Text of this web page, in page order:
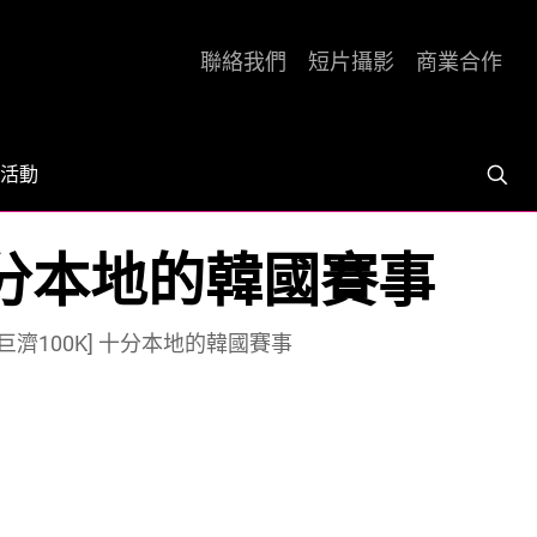
活動
聯絡我們 短片攝影 商業合作
本地的韓國賽事
濟100K] 十分本地的韓國賽事